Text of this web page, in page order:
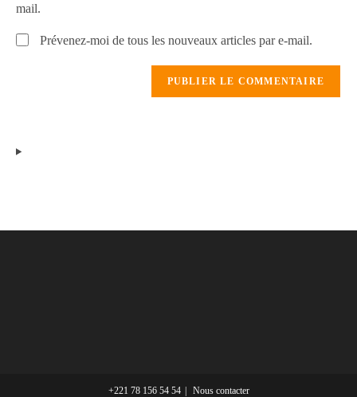
mail.
Prévenez-moi de tous les nouveaux articles par e-mail.
+221 78 156 54 54 Nous contacter